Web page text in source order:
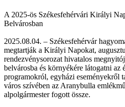
A 2025-ös Székesfehérvári Királyi
Belvárosban
2025.08.04. – Székesfehérvár
megtartják a Királyi Napokat,
rendezvénysorozat hivatalos
belvárosba és környékére látogatni
programokról, egyházi eseményekről
város szívében az Aranybulla
alpolgármester fogott össze.